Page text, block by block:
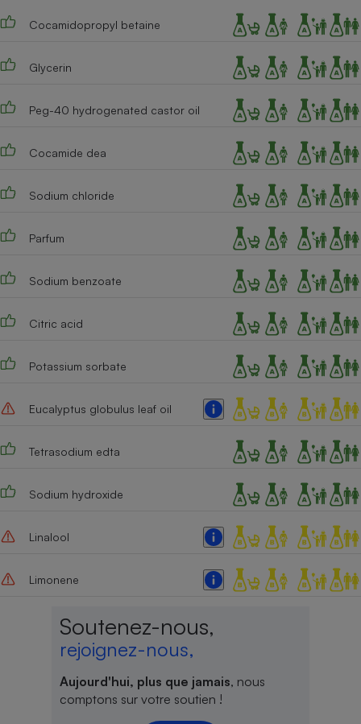
Cocamidopropyl betaine
Glycerin
Peg-40 hydrogenated castor oil
Cocamide dea
Sodium chloride
Parfum
Sodium benzoate
Citric acid
Potassium sorbate
Eucalyptus globulus leaf oil
Tetrasodium edta
Sodium hydroxide
Linalool
Limonene
Soutenez-nous,
rejoignez-nous,
Aujourd'hui, plus que jamais, nous
comptons sur votre soutien !
Plaque de cuisson à
Climatiseur -
Ventilateur
Robot ménager
Téléphone mobile -
Smartphone
Antivirus
Climatiseur -